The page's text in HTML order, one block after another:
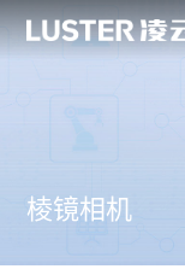
棱镜相机